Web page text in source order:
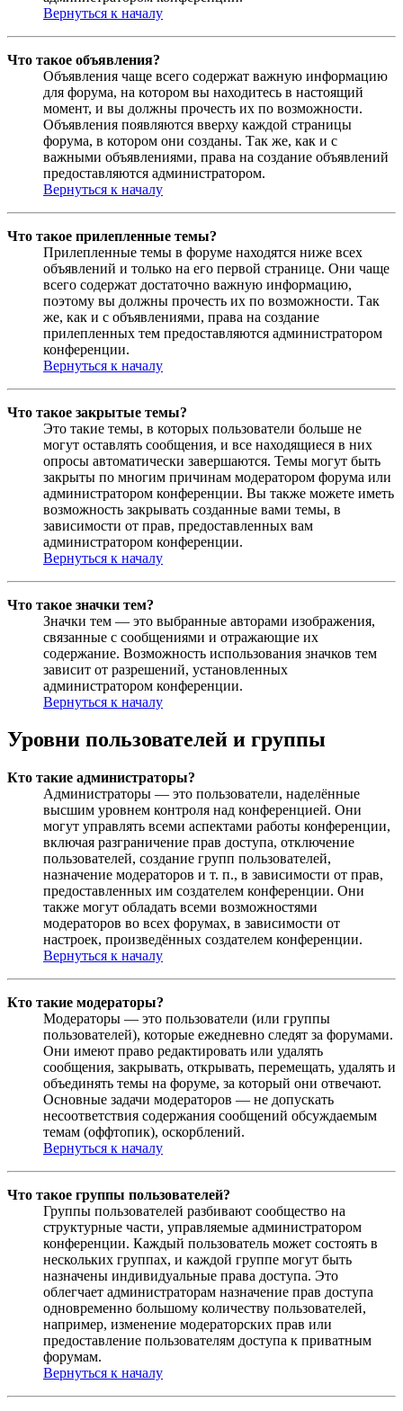
Вернуться к началу
Что такое объявления?
Объявления чаще всего содержат важную информацию
для форума, на котором вы находитесь в настоящий
момент, и вы должны прочесть их по возможности.
Объявления появляются вверху каждой страницы
форума, в котором они созданы. Так же, как и с
важными объявлениями, права на создание объявлений
предоставляются администратором.
Вернуться к началу
Что такое прилепленные темы?
Прилепленные темы в форуме находятся ниже всех
объявлений и только на его первой странице. Они чаще
всего содержат достаточно важную информацию,
поэтому вы должны прочесть их по возможности. Так
же, как и с объявлениями, права на создание
прилепленных тем предоставляются администратором
конференции.
Вернуться к началу
Что такое закрытые темы?
Это такие темы, в которых пользователи больше не
могут оставлять сообщения, и все находящиеся в них
опросы автоматически завершаются. Темы могут быть
закрыты по многим причинам модератором форума или
администратором конференции. Вы также можете иметь
возможность закрывать созданные вами темы, в
зависимости от прав, предоставленных вам
администратором конференции.
Вернуться к началу
Что такое значки тем?
Значки тем — это выбранные авторами изображения,
связанные с сообщениями и отражающие их
содержание. Возможность использования значков тем
зависит от разрешений, установленных
администратором конференции.
Вернуться к началу
Уровни пользователей и группы
Кто такие администраторы?
Администраторы — это пользователи, наделённые
высшим уровнем контроля над конференцией. Они
могут управлять всеми аспектами работы конференции,
включая разграничение прав доступа, отключение
пользователей, создание групп пользователей,
назначение модераторов и т. п., в зависимости от прав,
предоставленных им создателем конференции. Они
также могут обладать всеми возможностями
модераторов во всех форумах, в зависимости от
настроек, произведённых создателем конференции.
Вернуться к началу
Кто такие модераторы?
Модераторы — это пользователи (или группы
пользователей), которые ежедневно следят за форумами.
Они имеют право редактировать или удалять
сообщения, закрывать, открывать, перемещать, удалять и
объединять темы на форуме, за который они отвечают.
Основные задачи модераторов — не допускать
несоответствия содержания сообщений обсуждаемым
темам (оффтопик), оскорблений.
Вернуться к началу
Что такое группы пользователей?
Группы пользователей разбивают сообщество на
структурные части, управляемые администратором
конференции. Каждый пользователь может состоять в
нескольких группах, и каждой группе могут быть
назначены индивидуальные права доступа. Это
облегчает администраторам назначение прав доступа
одновременно большому количеству пользователей,
например, изменение модераторских прав или
предоставление пользователям доступа к приватным
форумам.
Вернуться к началу